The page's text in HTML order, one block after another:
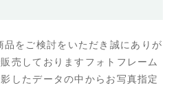
をご検討をいただき誠にありが
売しておりますフォトフレーム
したデータの中からお写真指定